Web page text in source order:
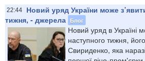
22:44
Новий уряд України може
тижня, - джерела Блог
Новий уряд в Україні
наступного тижня,
Свириденко, яка